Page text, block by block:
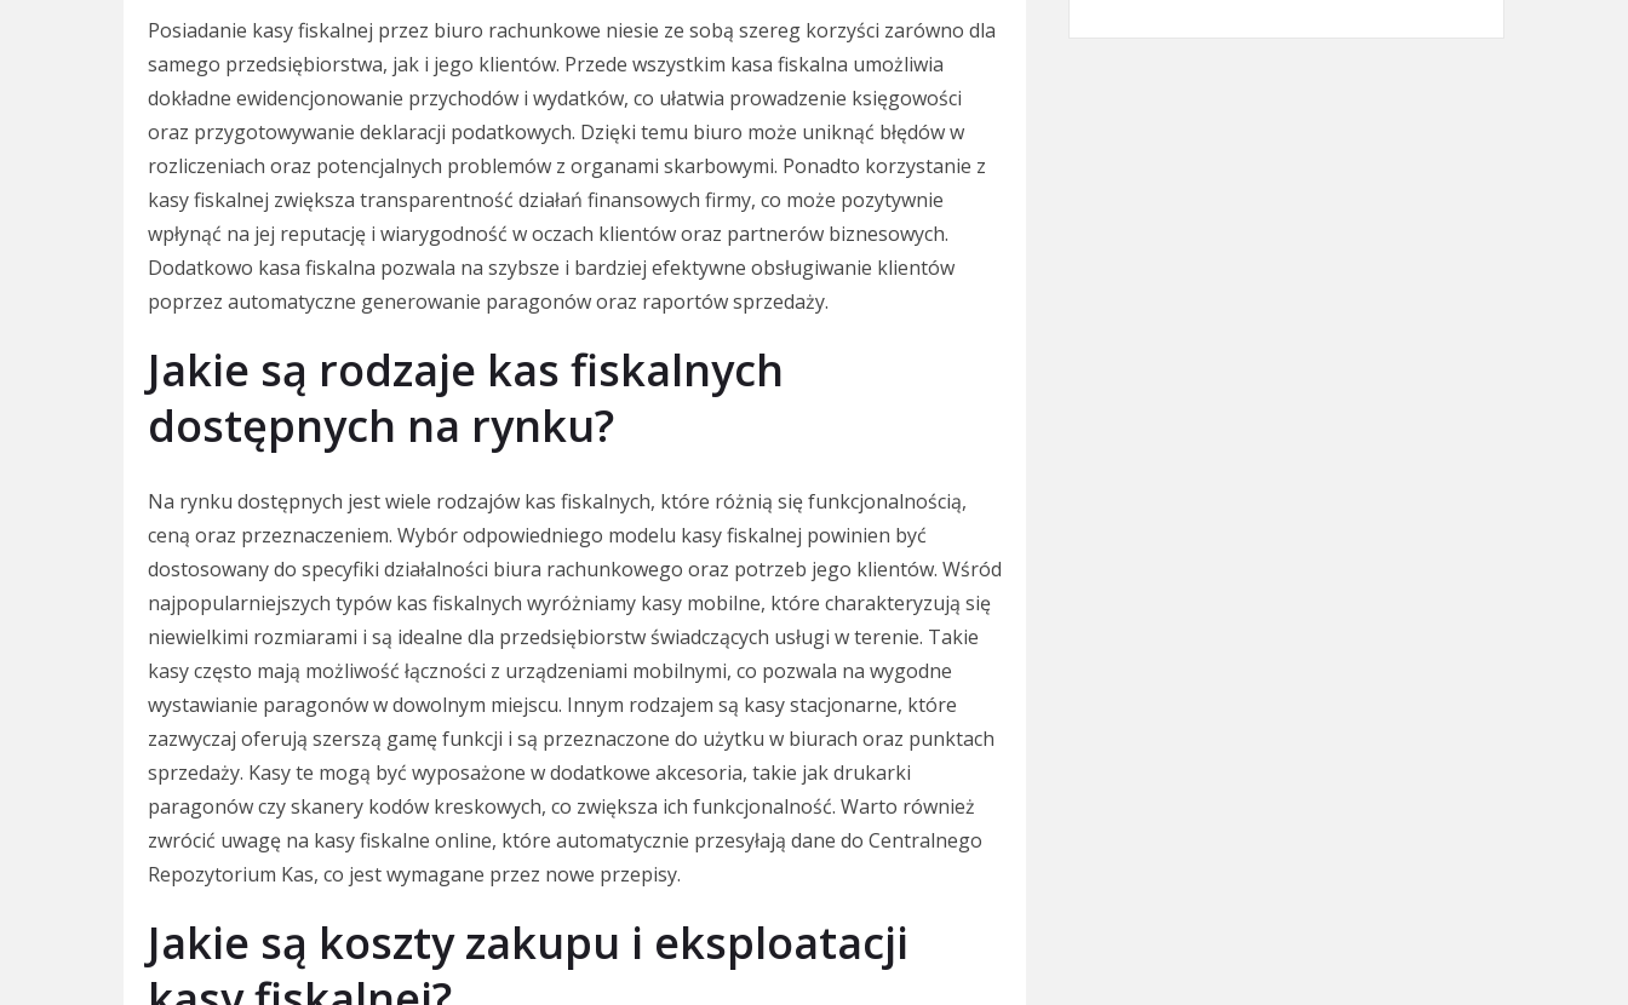
Posiadanie kasy fiskalnej przez biuro rachunkowe niesie ze sobą szereg korzyści zarówno dla
samego przedsiębiorstwa, jak i jego klientów. Przede wszystkim kasa fiskalna umożliwia
dokładne ewidencjonowanie przychodów i wydatków, co ułatwia prowadzenie księgowości
oraz przygotowywanie deklaracji podatkowych. Dzięki temu biuro może uniknąć błędów w
rozliczeniach oraz potencjalnych problemów z organami skarbowymi. Ponadto korzystanie z
kasy fiskalnej zwiększa transparentność działań finansowych firmy, co może pozytywnie
wpłynąć na jej reputację i wiarygodność w oczach klientów oraz partnerów biznesowych.
Dodatkowo kasa fiskalna pozwala na szybsze i bardziej efektywne obsługiwanie klientów
poprzez automatyczne generowanie paragonów oraz raportów sprzedaży.
Jakie są rodzaje kas fiskalnych
dostępnych na rynku?
Na rynku dostępnych jest wiele rodzajów kas fiskalnych, które różnią się funkcjonalnością,
ceną oraz przeznaczeniem. Wybór odpowiedniego modelu kasy fiskalnej powinien być
dostosowany do specyfiki działalności biura rachunkowego oraz potrzeb jego klientów. Wśród
najpopularniejszych typów kas fiskalnych wyróżniamy kasy mobilne, które charakteryzują się
niewielkimi rozmiarami i są idealne dla przedsiębiorstw świadczących usługi w terenie. Takie
kasy często mają możliwość łączności z urządzeniami mobilnymi, co pozwala na wygodne
wystawianie paragonów w dowolnym miejscu. Innym rodzajem są kasy stacjonarne, które
zazwyczaj oferują szerszą gamę funkcji i są przeznaczone do użytku w biurach oraz punktach
sprzedaży. Kasy te mogą być wyposażone w dodatkowe akcesoria, takie jak drukarki
paragonów czy skanery kodów kreskowych, co zwiększa ich funkcjonalność. Warto również
zwrócić uwagę na kasy fiskalne online, które automatycznie przesyłają dane do Centralnego
Repozytorium Kas, co jest wymagane przez nowe przepisy.
Jakie są koszty zakupu i eksploatacji